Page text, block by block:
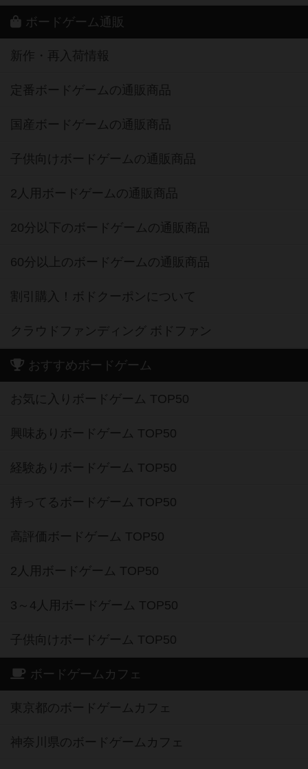
ボードゲーム通販
新作・再入荷情報
定番ボードゲームの通販商品
国産ボードゲームの通販商品
子供向けボードゲームの通販商品
2人用ボードゲームの通販商品
20分以下のボードゲームの通販商品
60分以上のボードゲームの通販商品
割引購入！ボドクーポンについて
クラウドファンディング ボドファン
おすすめボードゲーム
お気に入りボードゲーム TOP50
興味ありボードゲーム TOP50
経験ありボードゲーム TOP50
持ってるボードゲーム TOP50
高評価ボードゲーム TOP50
2人用ボードゲーム TOP50
3～4人用ボードゲーム TOP50
子供向けボードゲーム TOP50
ボードゲームカフェ
東京都のボードゲームカフェ
神奈川県のボードゲームカフェ